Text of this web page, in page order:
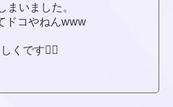
まいました。
ドコやねんwww
くです🙇‍♀